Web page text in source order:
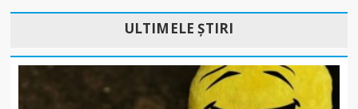
ULTIMELE ȘTIRI